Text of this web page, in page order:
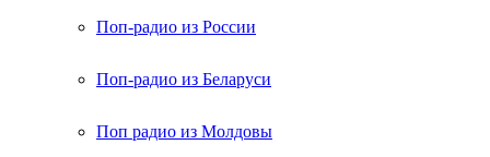
Поп-радио из России
Поп-радио из Беларуси
Поп радио из Молдовы